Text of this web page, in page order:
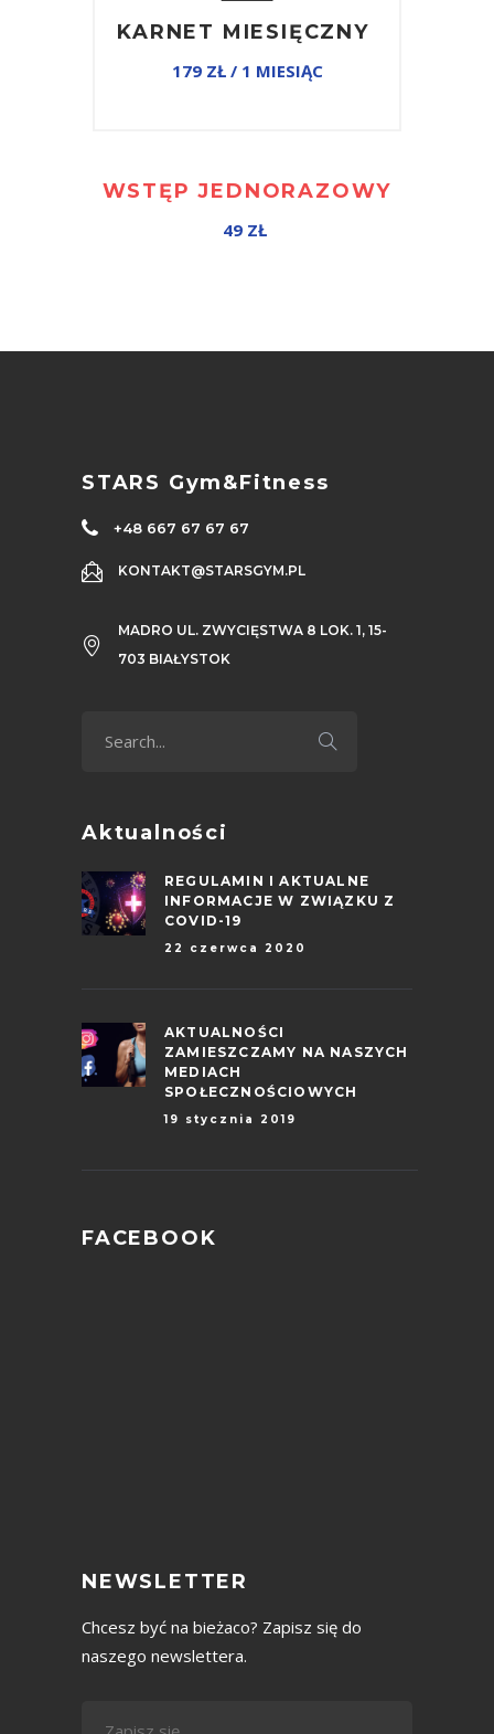
KARNET MIESIĘCZNY
179 ZŁ / 1 MIESIĄC
WSTĘP JEDNORAZOWY
49 ZŁ
STARS Gym&Fitness
+48 667 67 67 67
KONTAKT@STARSGYM.PL
MADRO UL. ZWYCIĘSTWA 8 LOK. 1, 15-
703 BIAŁYSTOK
Aktualności
REGULAMIN I AKTUALNE
INFORMACJE W ZWIĄZKU Z
COVID-19
22 czerwca 2020
AKTUALNOŚCI
ZAMIESZCZAMY NA NASZYCH
MEDIACH
SPOŁECZNOŚCIOWYCH
19 stycznia 2019
FACEBOOK
NEWSLETTER
Chcesz być na bieżaco? Zapisz się do
naszego newslettera.